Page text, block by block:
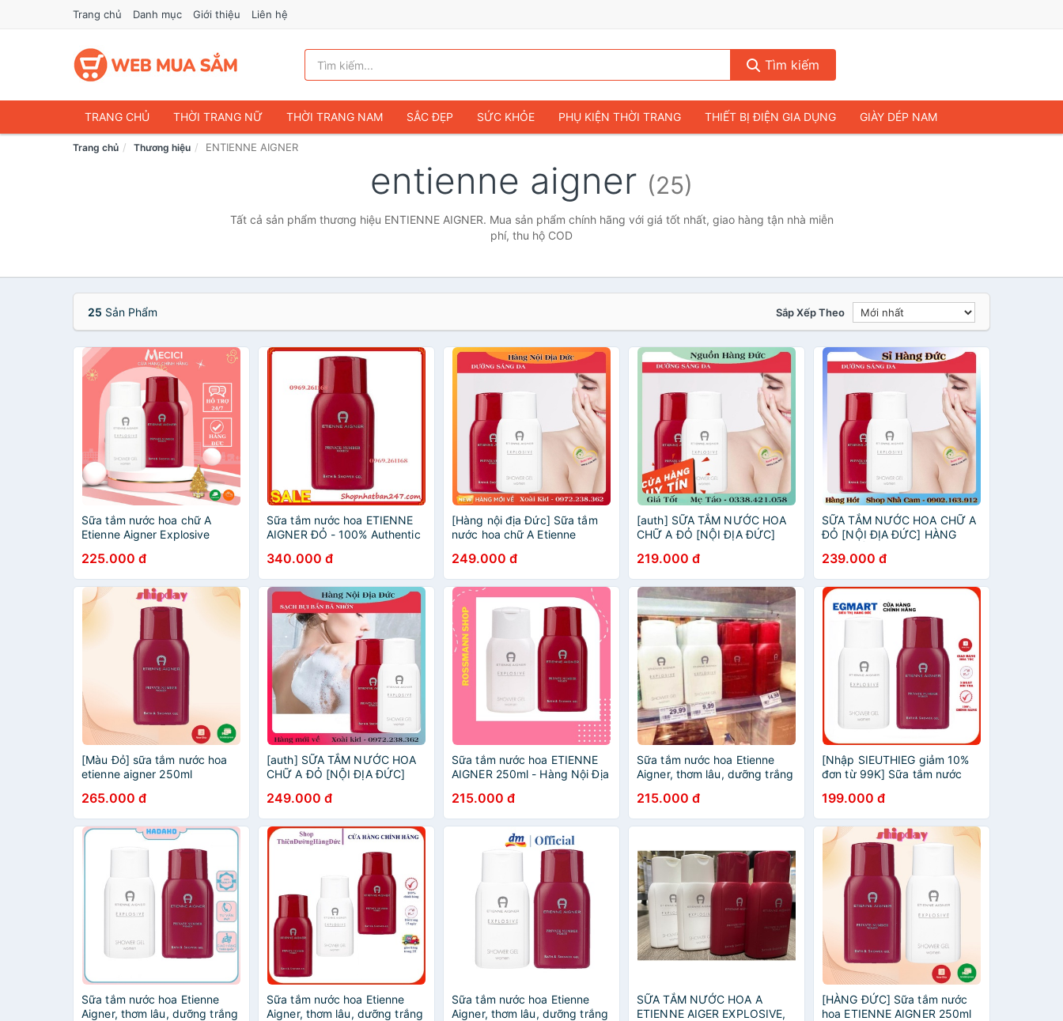
Trang chủ Danh mục Giới thiệu Liên hệ
Tìm kiếm
TRANG CHỦ THỜI TRANG NỮ THỜI TRANG NAM SẮC ĐẸP SỨC KHỎE PHỤ KIỆN THỜI TRANG THIẾT BỊ ĐIỆN GIA DỤNG GIÀY DÉP NAM
ĐIỆN THOẠI & PHỤ KIỆN DU LỊCH & HÀNH LÝ
THỜI TRANG TRẺ EM & TRẺ SƠ SINH GAMING & CONSOLE CAMERAS & FLYCAM
VĂN PHÒNG PHẨM SỞ THÍCH & SƯU TẦM Ô TÔ MÔ TÔ, XE MÁY SÁCH & TẠP CHÍ MÁY TÍNH & LAPTOP
Trang chủ Thương hiệu ENTIENNE AIGNER
entienne aigner (25)
Tất cả sản phẩm thương hiệu ENTIENNE AIGNER. Mua sản phẩm chính hãng với giá tốt nhất, giao hàng tận nhà miễn
phí, thu hộ COD
25 Sản Phẩm Sắp Xếp Theo
Sữa tắm nước hoa chữ A
Etienne Aigner Explosive
225.000 đ
Sữa tắm nước hoa ETIENNE
AIGNER ĐỎ - 100% Authentic
340.000 đ
[Hàng nội địa Đức] Sữa tắm
nước hoa chữ A Etienne
249.000 đ
[auth] SỮA TẮM NƯỚC HOA
CHỮ A ĐỎ [NỘI ĐỊA ĐỨC]
[Hot]
219.000 đ
SỮA TẮM NƯỚC HOA CHỮ A
ĐỎ [NỘI ĐỊA ĐỨC] HÀNG
239.000 đ
[Màu Đỏ] sữa tắm nước hoa
etienne aigner 250ml
265.000 đ
[auth] SỮA TẮM NƯỚC HOA
CHỮ A ĐỎ [NỘI ĐỊA ĐỨC]
[Hot]
249.000 đ
Sữa tắm nước hoa ETIENNE
AIGNER 250ml - Hàng Nội Địa
215.000 đ
Sữa tắm nước hoa Etienne
Aigner, thơm lâu, dưỡng trắng
215.000 đ
[Nhập SIEUTHIEG giảm 10%
đơn từ 99K] Sữa tắm nước
lâu, dưỡng trắng da
199.000 đ
Sữa tắm nước hoa Etienne
Aigner, thơm lâu, dưỡng trắng
Sữa tắm nước hoa Etienne
Aigner, thơm lâu, dưỡng trắng
Sữa tắm nước hoa Etienne
Aigner, thơm lâu, dưỡng trắng
SỮA TẮM NƯỚC HOA A
ETIENNE AIGER EXPLOSIVE,
[HÀNG ĐỨC] Sữa tắm nước
hoa ETIENNE AIGNER 250ml